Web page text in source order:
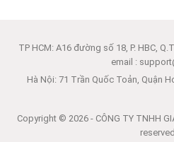
TP HCM: A16 đường số 18, P. HBC,
email :
Hà Nội: 71 Trần Quốc Toản, Quận
Copyright © 2026 - CÔNG TY TNHH
reserved.